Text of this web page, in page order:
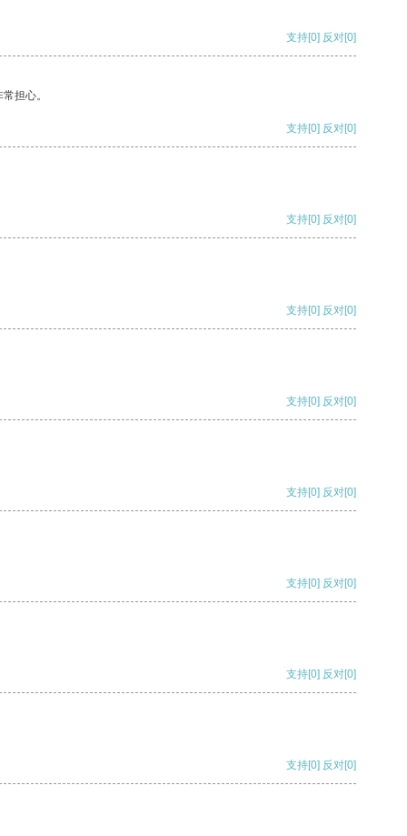
支持[0] 反对[0]
担心。
支持[0] 反对[0]
支持[0] 反对[0]
支持[0] 反对[0]
支持[0] 反对[0]
支持[0] 反对[0]
支持[0] 反对[0]
支持[0] 反对[0]
支持[0] 反对[0]